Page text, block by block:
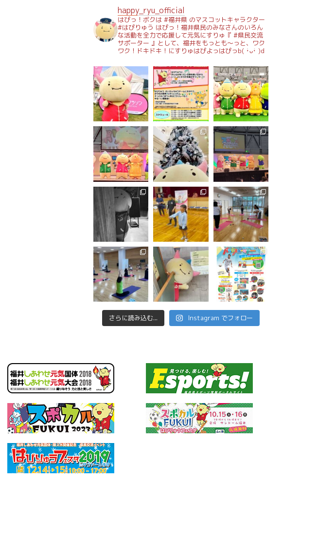
happy_ryu_official
はぴっ！ボクは #福井県 のマスコットキャラクター
#はぴりゅう はぴっ！福井県民のみなさんのいろん
な活動を全力で応援して元気にすりゅ『 #県民交流
サポーター 』として、福井をもっとも～っと、ワク
ワク！ドキドキ！にすりゅはぴよっはぴっb( ･̀ᴗ･́ )d
さらに読み込む... Instagram でフォロー